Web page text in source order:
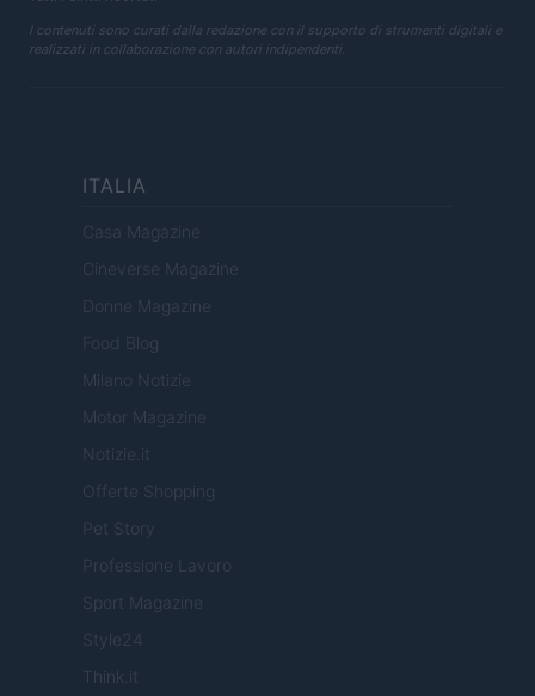
I contenuti sono curati dalla redazione con il supporto di strumenti digitali e
realizzati in collaborazione con autori indipendenti.
ITALIA
Casa Magazine
Cineverse Magazine
Donne Magazine
Food Blog
Milano Notizie
Motor Magazine
Notizie.it
Offerte Shopping
Pet Story
Professione Lavoro
Sport Magazine
Style24
Think.it